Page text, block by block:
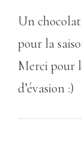
Un
pour la
Merci pour
d’évasion :)